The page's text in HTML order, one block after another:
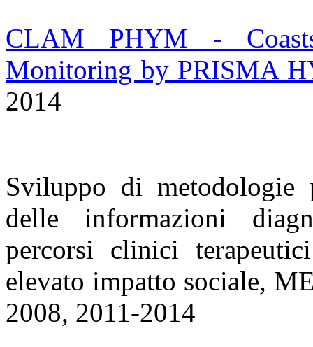
CLAM PHYM -
Monitoring by PRISMA
2014
Sviluppo di metodologie
delle informazioni
percorsi clinici
elevato impatto sociale,
2008, 2011-2014